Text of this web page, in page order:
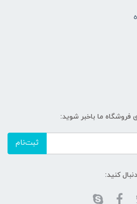
فروشگاه ما باخبر شوید:
ثبت‌نام
کنید: